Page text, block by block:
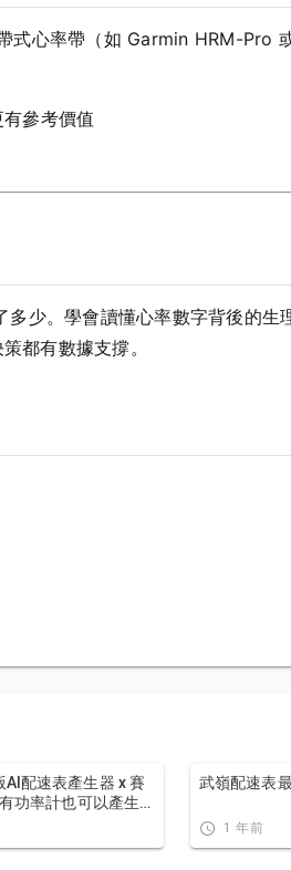
心率帶（如 Garmin HRM-Pro
參考價值
少。學會讀懂心率數字背後的生
都有數據支撐。
功率計也可以產生配
眉角賽前要注意的
武嶺 KOM 攻略 | 公
武嶺配速表
1 年前